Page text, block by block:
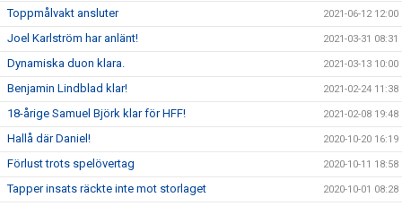
Toppmålvakt ansluter 2021-06-12 12:00
Joel Karlström har anlänt! 2021-03-31 08:31
Dynamiska duon klara. 2021-03-13 10:00
Benjamin Lindblad klar! 2021-02-24 11:38
18-årige Samuel Björk klar för HFF! 2021-02-08 19:48
Hallå där Daniel! 2020-10-20 16:19
Förlust trots spelövertag 2020-10-11 18:58
Tapper insats räckte inte mot storlaget 2020-10-01 08:28